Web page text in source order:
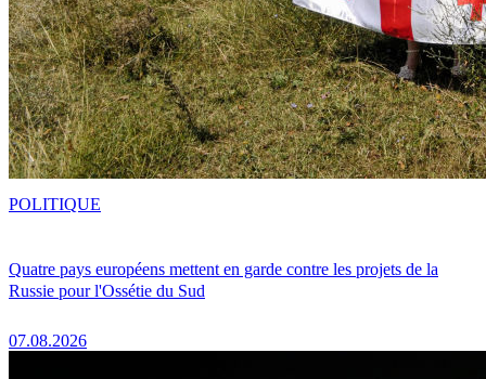
Quatre pays européens mettent en garde contre les projets de la
Russie pour l'Ossétie du Sud
07.08.2026
POLITIQUE